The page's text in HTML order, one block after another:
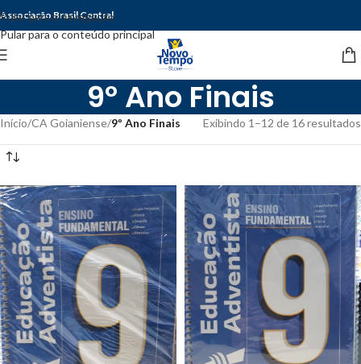
Pular para a navegação
Pular para o conteúdo principal
Associação Brasil Central
9º Ano Finais
Início/CA Goianiense/9º Ano Finais Exibindo 1–12 de 16 resultados